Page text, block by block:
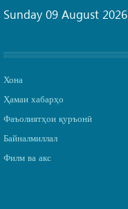
Sunday 09 August 2026
Хона
Ҳамаи хабарҳо
Фаъолиятҳои қуръонӣ
Байналмиллал
Филм ва акс